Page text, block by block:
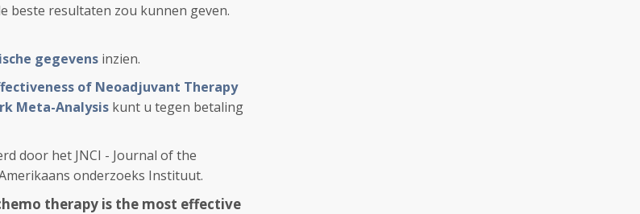
beste resultaten zou kunnen geven.
gegevens inzien.
of Neoadjuvant Therapy
Meta-Analysis kunt u tegen betaling
door het JNCI - Journal of the
onderzoeks Instituut.
therapy is the most effective